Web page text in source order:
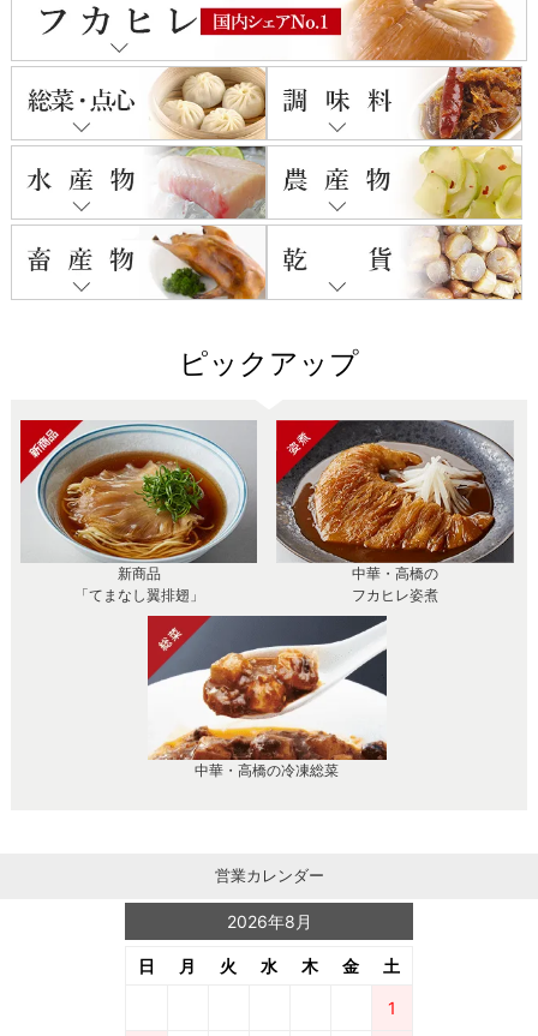
ピックアップ
新商品
「てまなし翼排翅」
中華・高橋の
フカヒレ姿煮
中華・高橋の冷凍総菜
営業カレンダー
2026年8月
日 月 火 水 木 金 土
1